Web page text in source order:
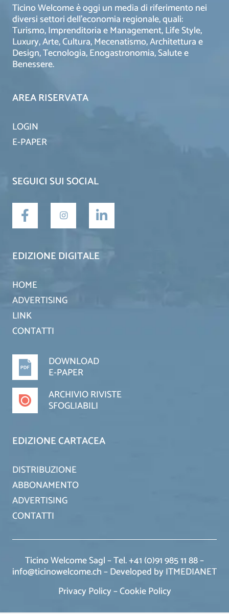
Ticino Welcome è oggi un media di riferimento nei
diversi settori dell’economia regionale, quali:
Turismo, Imprenditoria e Management, Life Style,
Luxury, Arte, Cultura, Mecenatismo, Architettura e
Design, Tecnologia, Enogastronomia, Salute e
Benessere.
AREA RISERVATA
LOGIN
E-PAPER
SEGUICI SUI SOCIAL
EDIZIONE DIGITALE
HOME
ADVERTISING
LINK
CONTATTI
DOWNLOAD
E-PAPER
ARCHIVIO RIVISTE
SFOGLIABILI
EDIZIONE CARTACEA
DISTRIBUZIONE
ABBONAMENTO
ADVERTISING
CONTATTI
Ticino Welcome Sagl – Tel. +41 (0)91 985 11 88 –
info@ticinowelcome.ch –Developed by ITMEDIANET
Privacy Policy–Cookie Policy